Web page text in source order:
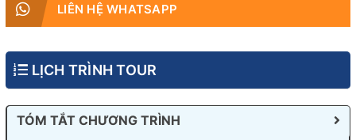
LIÊN HỆ WHATSAPP
LỊCH TRÌNH TOUR
TÓM TẮT CHƯƠNG TRÌNH